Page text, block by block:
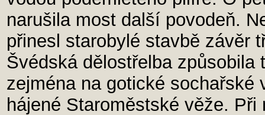
narušila most další povodeň.
přinesl starobylé stavbě závěr
Švédská dělostřelba způsobila
zejména na gotické sochařské
hájené Staroměstské věže.